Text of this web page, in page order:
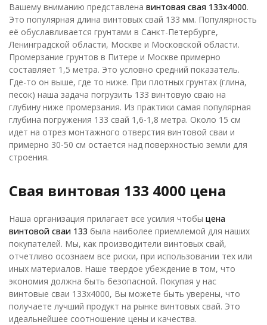
Вашему вниманию представлена винтовая свая 133х4000.
Это популярная длина винтовых свай 133 мм. Популярность
её обуславливается грунтами в Санкт-Петербурге,
Ленинградской области, Москве и Московской области.
Промерзание грунтов в Питере и Москве примерно
составляет 1,5 метра. Это условно средний показатель.
Где-то он выше, где то ниже. При плотных грунтах (глина,
песок) наша задача погрузить 133 винтовую сваю на
глубину ниже промерзания. Из практики самая популярная
глубина погружения 133 свай 1,6-1,8 метра. Около 15 см
идет на отрез монтажного отверстия винтовой сваи и
примерно 30-50 см остается над поверхностью земли для
строения.
Свая винтовая 133 4000 цена
Наша организация прилагает все усилия чтобы цена
винтовой сваи 133 была наиболее приемлемой для наших
покупателей. Мы, как производители винтовых свай,
отчетливо осознаем все риски, при использовании тех или
иных материалов. Наше твердое убеждение в том, что
экономия должна быть безопасной. Покупая у нас
винтовые сваи 133х4000, Вы можете быть уверены, что
получаете лучший продукт на рынке винтовых свай. Это
идеальнейшее соотношение цены и качества.